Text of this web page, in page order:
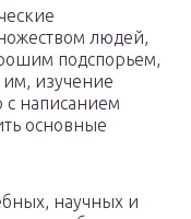
людей,
подспорьем,
им, изучение
с написанием
основные
научных и